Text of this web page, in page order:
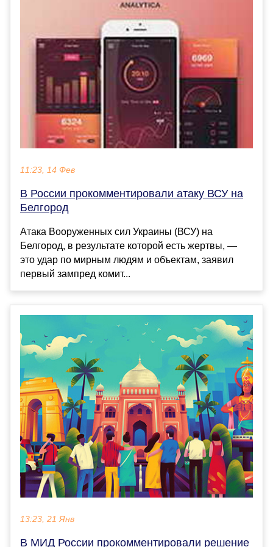
11:23, 14 Фев
В России прокомментировали атаку ВСУ на
Белгород
Атака Вооруженных сил Украины (ВСУ) на
Белгород, в результате которой есть жертвы, —
это удар по мирным людям и объектам, заявил
первый зампред комит...
13:23, 21 Янв
В МИД России прокомментировали решение